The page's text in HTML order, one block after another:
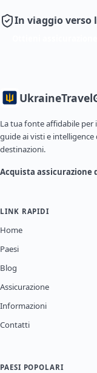
In viaggio verso
Ukraine
La tua fonte affidabile per
guide ai visti e
destinazioni.
Acquista assicurazione
LINK RAPIDI
Home
Paesi
Blog
Assicurazione
Informazioni
Contatti
PAESI POPOLARI